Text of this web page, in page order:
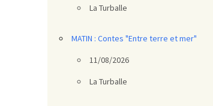
La Turballe
MATIN : Contes "Entre terre et mer"
11/08/2026
La Turballe